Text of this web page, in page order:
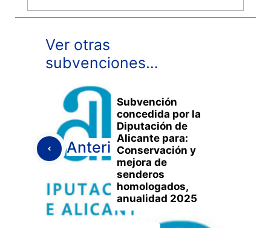
Ver otras
subvenciones…
Anterior
Subvención
concedida por la
Diputación de
Alicante para:
Conservación y
mejora de
senderos
homologados,
anualidad 2025